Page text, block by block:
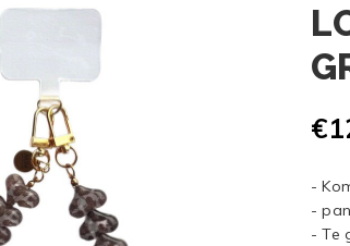
-
-
- Te